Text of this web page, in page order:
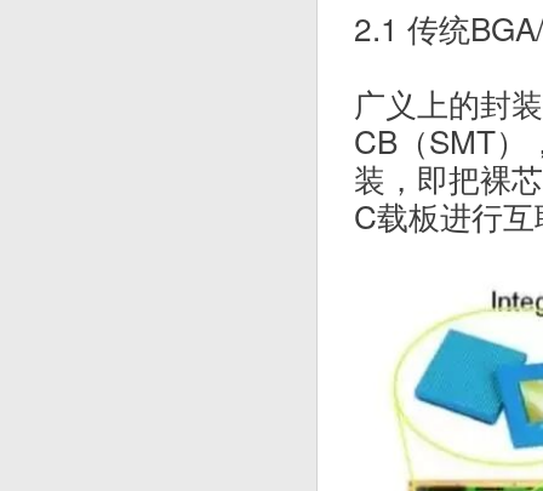
2.1 传统
广义上的封
CB（SMT）
装，即把裸
C载板进行